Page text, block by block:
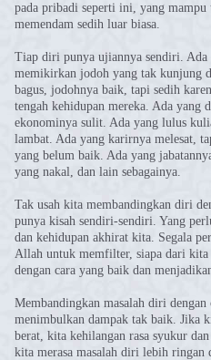
pada pribadi seperti ini, yang mampu
memendam sedih luar biasa.
Tiap diri punya ujiannya sendiri. Ada
memikirkan jodoh yang tak kunjung
bagus, jodohnya baik, tapi sedih
tengah kehidupan mereka. Ada yang
ekonominya sulit. Ada yang lulus
lambat. Ada yang karirnya melesat,
yang belum baik. Ada yang
yang nakal, dan lain sebagainya.
Tak usah kita membandingkan diri
punya kisah sendiri-sendiri. Yang
dan kehidupan akhirat kita. Segala
Allah untuk memfilter, siapa dari kita
dengan cara yang baik dan
Membandingkan masalah diri
menimbulkan dampak tak baik. Jika
berat, kita kehilangan rasa syukur
kita merasa masalah diri lebih